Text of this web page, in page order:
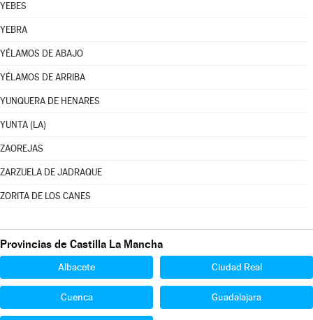
YEBES
YEBRA
YÉLAMOS DE ABAJO
YÉLAMOS DE ARRIBA
YUNQUERA DE HENARES
YUNTA (LA)
ZAOREJAS
ZARZUELA DE JADRAQUE
ZORITA DE LOS CANES
Provincias de Castilla La Mancha
Albacete Ciudad Real
Cuenca Guadalajara